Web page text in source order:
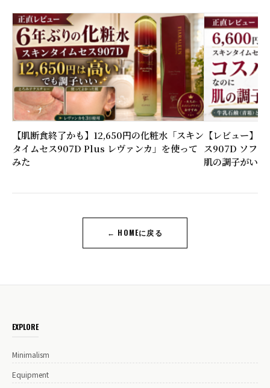
【肌断食終了かも】12,650円の化粧水「スキン
タイムセス907D Plus レヴァンカ」を使って
みた
【レビュー】
ス907D ソファ
肌の調子がいい
← HOMEに戻る
EXPLORE
Minimalism
Equipment